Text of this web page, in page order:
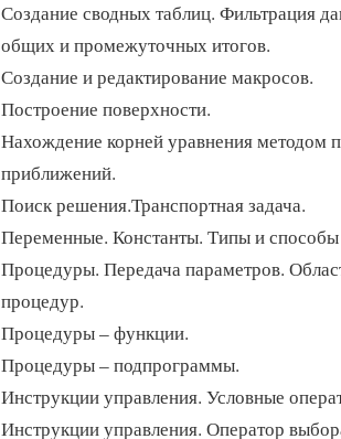
Создание сводных таблиц. Фильтрация
общих и промежуточных итогов.
Создание и редактирование макросов.
Построение поверхности.
Нахождение корней уравнения методом
приближений.
Поиск решения.Транспортная задача.
Переменные. Константы. Типы и
Процедуры. Передача параметров.
процедур.
Процедуры – функции.
Процедуры – подпрограммы.
Инструкции управления. Условные
Инструкции управления. Оператор